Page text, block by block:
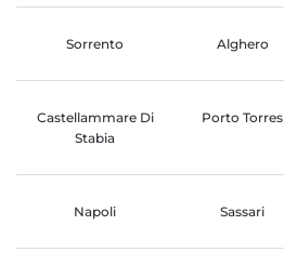
Sorrento Alghero
Castellammare Di
Stabia
Porto Torres
Napoli Sassari